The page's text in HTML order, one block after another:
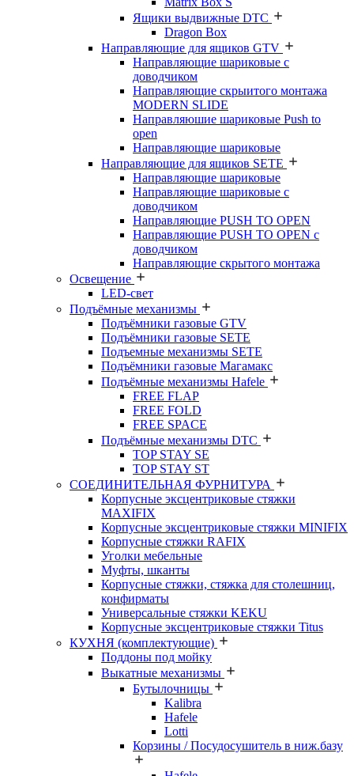
Ящики выдвижные DTC
Dragon Box
Направляющие для ящиков GTV
Направляющие шариковые с
доводчиком
Направляющие скрыитого монтажа
MODERN SLIDE
Направляюшие шариковые Push to
open
Направляющие шариковые
Направляющие для ящиков SETE
Направляющие шариковые
Направляющие шариковые с
доводчиком
Направляющие PUSH TO OPEN
Направляющие PUSH TO OPEN с
доводчиком
Направляющие скрытого монтажа
Освещение
LED-свет
Подъёмные механизмы
Подъёмники газовые GTV
Подъёмники газовые SETE
Подъемные механизмы SETE
Подъёмники газовые Магамакс
Подъёмные механизмы Hafele
FREE FLAP
FREE FOLD
FREE SPACE
Подъёмные механизмы DTC
TOP STAY SE
TOP STAY ST
СОЕДИНИТЕЛЬНАЯ ФУРНИТУРА
Корпусные эксцентриковые стяжки
MAXIFIX
Корпусные эксцентриковые стяжки MINIFIX
Корпусные стяжки RAFIX
Уголки мебельные
Муфты, шканты
Корпусные стяжки, стяжка для столешниц,
конфирматы
Универсальные стяжки KEKU
Корпусные эксцентриковые стяжки Titus
КУХНЯ (комплектующие)
Поддоны под мойку
Выкатные механизмы
Бутылочницы
Kalibra
Hafele
Lotti
Корзины / Посудосушитель в ниж.базу